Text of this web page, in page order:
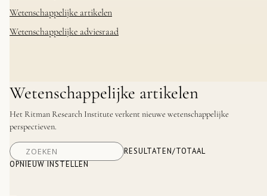
Wetenschappelijke artikelen
Wetenschappelijke adviesraad
Wetenschappelijke artikelen
Het Ritman Research Institute verkent nieuwe wetenschappelijke
perspectieven.
RESULTATEN/TOTAAL
OPNIEUW INSTELLEN